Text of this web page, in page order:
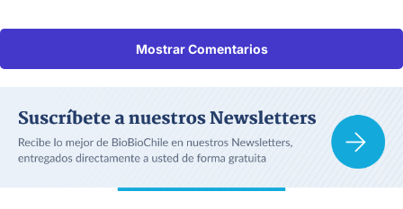
Mostrar Comentarios